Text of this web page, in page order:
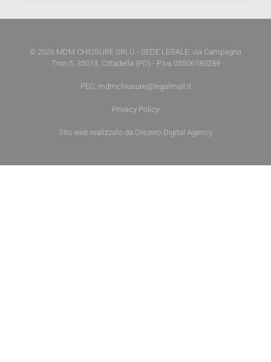
© 2026 MDM CHIUSURE SRLU - SEDE LEGALE: via Campagna
Tron 5, 35013, Cittadella (PD) - P.Iva 05506180289
PEC: mdmchiusure@legalmail.it
Privacy Policy
Sito web realizzato da Orezero Digital Agency